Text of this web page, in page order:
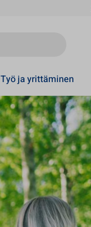
Työ ja yrittäminen